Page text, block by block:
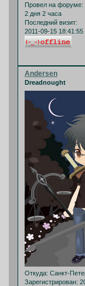
Провел на форуме:
2 дня 2 часа
Последний визит:
2011-09-15 18:41:55
Andersen
Dreadnought
Откуда: Санкт-
Зарегистрирован: